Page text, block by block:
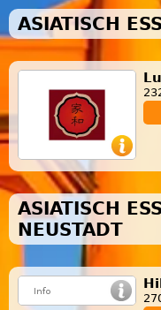
ASIATISCH
ASIATISCH
NEUSTADT